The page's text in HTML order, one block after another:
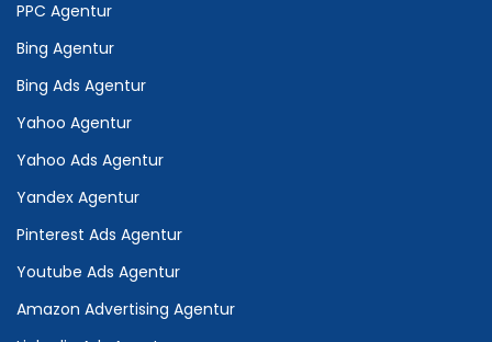
PPC Agentur
Bing Agentur
Bing Ads Agentur
Yahoo Agentur
Yahoo Ads Agentur
Yandex Agentur
Pinterest Ads Agentur
Youtube Ads Agentur
Amazon Advertising Agentur